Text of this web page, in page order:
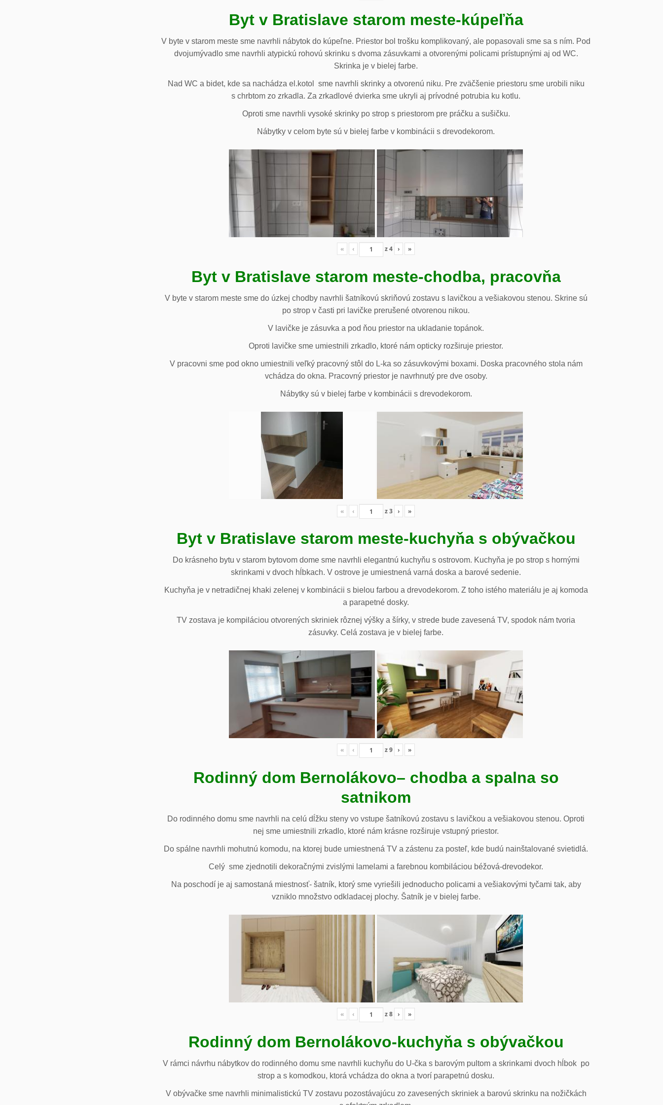
Byt v Bratislave starom meste-kúpeľňa
V byte v starom meste sme navrhli nábytok do kúpeľne. Priestor bol trošku komplikovaný, ale popasovali sme sa s ním. Pod
dvojumývadlo sme navrhli atypickú rohovú skrinku s dvoma zásuvkami a otvorenými policami prístupnými aj od WC.
Skrinka je v bielej farbe.
Nad WC a bidet, kde sa nachádza el.kotol sme navrhli skrinky a otvorenú niku. Pre zväčšenie priestoru sme urobili niku
s chrbtom zo zrkadla. Za zrkadlové dvierka sme ukryli aj prívodné potrubia ku kotlu.
Oproti sme navrhli vysoké skrinky po strop s priestorom pre práčku a sušičku.
Nábytky v celom byte sú v bielej farbe v kombinácii s drevodekorom.
« ‹ z4 › »
Byt v Bratislave starom meste-chodba, pracovňa
V byte v starom meste sme do úzkej chodby navrhli šatníkovú skriňovú zostavu s lavičkou a vešiakovou stenou. Skrine sú
po strop v časti pri lavičke prerušené otvorenou nikou.
V lavičke je zásuvka a pod ňou priestor na ukladanie topánok.
Oproti lavičke sme umiestnili zrkadlo, ktoré nám opticky rozširuje priestor.
V pracovni sme pod okno umiestnili veľký pracovný stôl do L-ka so zásuvkovými boxami. Doska pracovného stola nám
vchádza do okna. Pracovný priestor je navrhnutý pre dve osoby.
Nábytky sú v bielej farbe v kombinácii s drevodekorom.
« ‹ z3 › »
Byt v Bratislave starom meste-kuchyňa s obývačkou
Do krásneho bytu v starom bytovom dome sme navrhli elegantnú kuchyňu s ostrovom. Kuchyňa je po strop s hornými
skrinkami v dvoch hĺbkach. V ostrove je umiestnená varná doska a barové sedenie.
Kuchyňa je v netradičnej khaki zelenej v kombinácii s bielou farbou a drevodekorom. Z toho istého materiálu je aj komoda
a parapetné dosky.
TV zostava je kompiláciou otvorených skriniek rôznej výšky a šírky, v strede bude zavesená TV, spodok nám tvoria
zásuvky. Celá zostava je v bielej farbe.
« ‹ z9 › »
Rodinný dom Bernolákovo– chodba a spalna so
satnikom
Do rodinného domu sme navrhli na celú dĺžku steny vo vstupe šatníkovú zostavu s lavičkou a vešiakovou stenou. Oproti
nej sme umiestnili zrkadlo, ktoré nám krásne rozširuje vstupný priestor.
Do spálne navrhli mohutnú komodu, na ktorej bude umiestnená TV a zástenu za posteľ, kde budú nainštalované svietidlá.
Celý sme zjednotili dekoračnými zvislými lamelami a farebnou kombiláciou béžová-drevodekor.
Na poschodí je aj samostaná miestnosť- šatník, ktorý sme vyriešili jednoducho policami a vešiakovými tyčami tak, aby
vzniklo množstvo odkladacej plochy. Šatník je v bielej farbe.
« ‹ z8 › »
Rodinný dom Bernolákovo-kuchyňa s obývačkou
V rámci návrhu nábytkov do rodinného domu sme navrhli kuchyňu do U-čka s barovým pultom a skrinkami dvoch hĺbok po
strop a s komodkou, ktorá vchádza do okna a tvorí parapetnú dosku.
V obývačke sme navrhli minimalistickú TV zostavu pozostávajúcu zo zavesených skriniek a barovú skrinku na nožičkách